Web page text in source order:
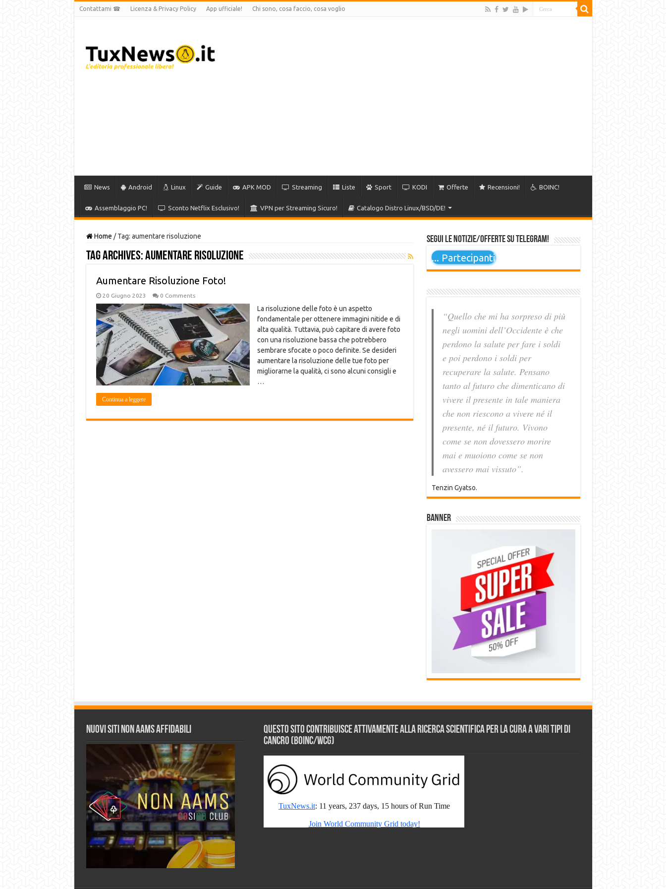
Contattami ☎ Licenza & Privacy Policy App ufficiale! Chi sono, cosa faccio, cosa voglio
News Android Linux Guide APK MOD Streaming Liste Sport KODI Offerte Recensioni! BOINC!
Assemblaggio PC! Sconto Netflix Esclusivo! VPN per Streaming Sicuro! Catalogo Distro Linux/BSD/DE!
Home / Tag: aumentare risoluzione
Tag Archives:aumentare risoluzione
Aumentare Risoluzione Foto!
20 Giugno 2023 0 Comments
La risoluzione delle foto è un aspetto
fondamentale per ottenere immagini nitide e di
alta qualità. Tuttavia, può capitare di avere foto
con una risoluzione bassa che potrebbero
sembrare sfocate o poco definite. Se desideri
aumentare la risoluzione delle tue foto per
migliorarne la qualità, ci sono alcuni consigli e
…
Continua a leggere
Segui le notizie/offerte su Telegram!
... Partecipanti
“Quello che mi ha sorpreso di più
negli uomini dell’Occidente è che
perdono la salute per fare i soldi
e poi perdono i soldi per
recuperare la salute. Pensano
tanto al futuro che dimenticano di
vivere il presente in tale maniera
che non riescono a vivere né il
presente, né il futuro. Vivono
come se non dovessero morire
mai e muoiono come se non
avessero mai vissuto”.
Tenzin Gyatso.
Banner
Nuovi siti non AAMS affidabili
Questo sito contribuisce attivamente alla ricerca scientifica per la cura a vari tipi di
Cancro (BOINC/WCG)